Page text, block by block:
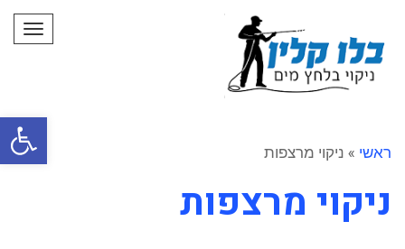
פתח
ראשי » ניקוי מרצפות
ניקוי מרצפות